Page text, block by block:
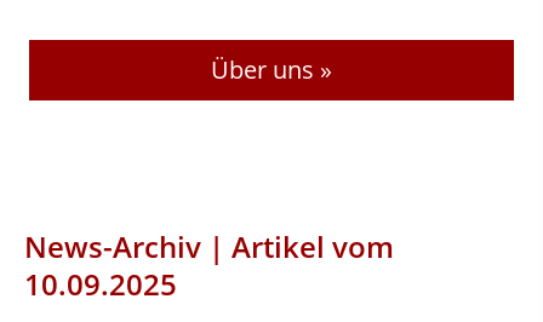
Über uns »
News-Archiv | Artikel vom
10.09.2025